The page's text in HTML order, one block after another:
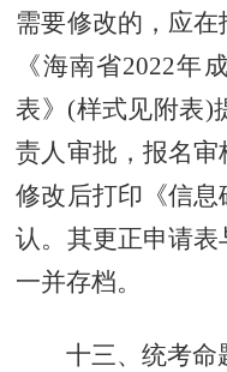
需要修改的，应
《海南省2022年
表》(样式见附表)
责人审批，报名
修改后打印《信
认。其更正申请
一并存档。
十三、统考命